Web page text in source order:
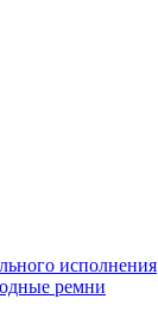
исполнения
ремни